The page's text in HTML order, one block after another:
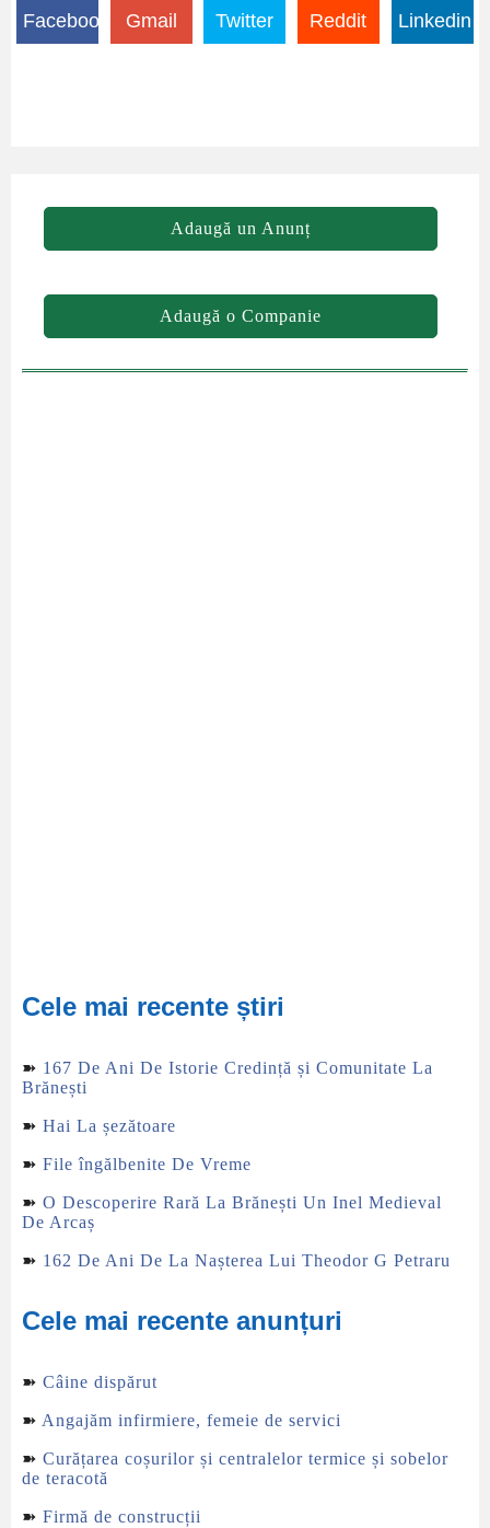
Facebook Gmail Twitter Reddit Linkedin
Adaugă un Anunț
Adaugă o Companie
Cele mai recente știri
➽ 167 De Ani De Istorie Credință și Comunitate La
Brănești
➽ Hai La șezătoare
➽ File îngălbenite De Vreme
➽ O Descoperire Rară La Brănești Un Inel Medieval
De Arcaș
➽ 162 De Ani De La Nașterea Lui Theodor G Petraru
Cele mai recente anunțuri
➽ Câine dispărut
➽ Angajăm infirmiere, femeie de servici
➽ Curățarea coșurilor și centralelor termice și sobelor
de teracotă
➽ Firmă de construcții